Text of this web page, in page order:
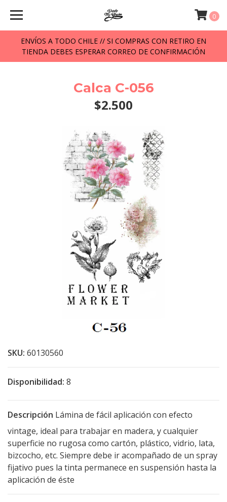
ENVÍOS A TODO CHILE // SI COMPRAS CON RETIRO EN
TIENDA DEBES ESPERAR CORREO DE CONFIRMACIÓN
0
Calca C-056
$2.500
SKU: 60130560
Disponibilidad: 8
Descripción Lámina de fácil aplicación con efecto
vintage, ideal para trabajar en madera, y cualquier
superficie no rugosa como cartón, plástico, vidrio, lata,
bizcocho, etc. Siempre debe ir acompañado de un spray
fijativo pues la tinta permanece en suspensión hasta la
aplicación de éste